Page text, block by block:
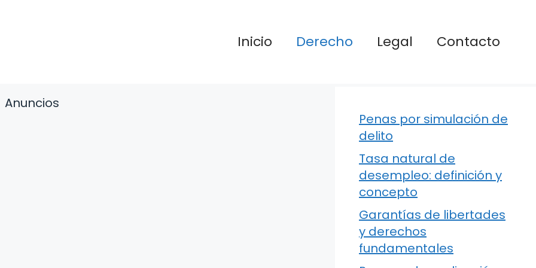
Inicio Derecho Legal Contacto
Anuncios
Penas por simulación de
delito
Tasa natural de
desempleo: definición y
concepto
Garantías de libertades
y derechos
fundamentales